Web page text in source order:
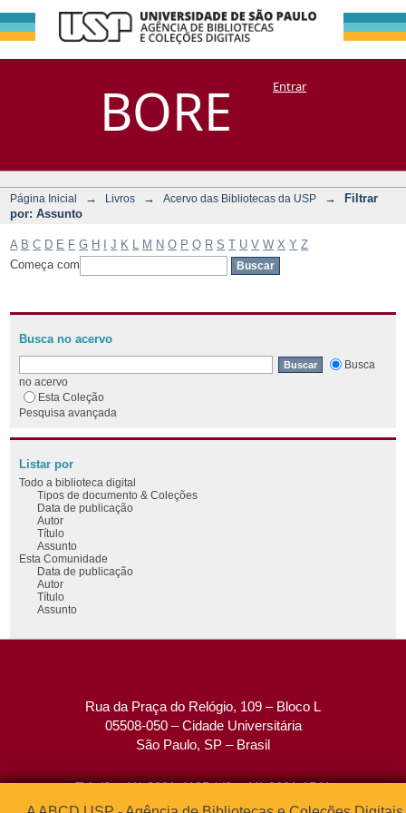
BORE
Filtrar por:
Assunto
DSpace/Manakin + CoriscoEntrar
Página Inicial → Livros → Acervo das Bibliotecas da USP →
Filtrar
por: Assunto
A B C D E F G H J K M N O P Q R S T U V W X Y Z
Começa com
Busca no acervo
Busca
no acervo
Esta Coleção
Pesquisa avançada
Listar por
Todo a biblioteca digital
Tipos de documento & Coleções
Data de publicação
Autor
Título
Assunto
Esta Comunidade
Data de publicação
Autor
Título
Assunto
Rua da Praça do Relógio, 109 – Bloco L
05508-050 – Cidade Universitária
São Paulo, SP – Brasil
Tel: (0xx11) 3091-4195 / (0xx11) 3091-1541
Fax: (0xx11) 3091-1567